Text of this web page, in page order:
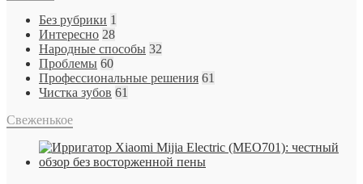
Без рубрики 1
Интересно 28
Народные способы 32
Проблемы 60
Профессиональные решения 61
Чистка зубов 61
Свеженькое